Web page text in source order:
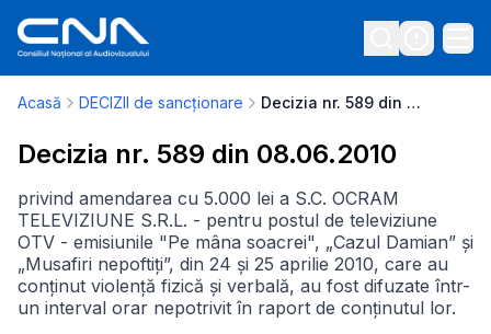
Acasă DECIZII de sancționare Decizia nr. 589 din 08.06.2010
Decizia nr. 589 din 08.06.2010
privind amendarea cu 5.000 lei a S.C. OCRAM
TELEVIZIUNE S.R.L. - pentru postul de televiziune
OTV - emisiunile "Pe mâna soacrei", „Cazul Damian” și
„Musafiri nepoftiți”, din 24 și 25 aprilie 2010, care au
conținut violență fizică și verbală, au fost difuzate într-
un interval orar nepotrivit în raport de conținutul lor.